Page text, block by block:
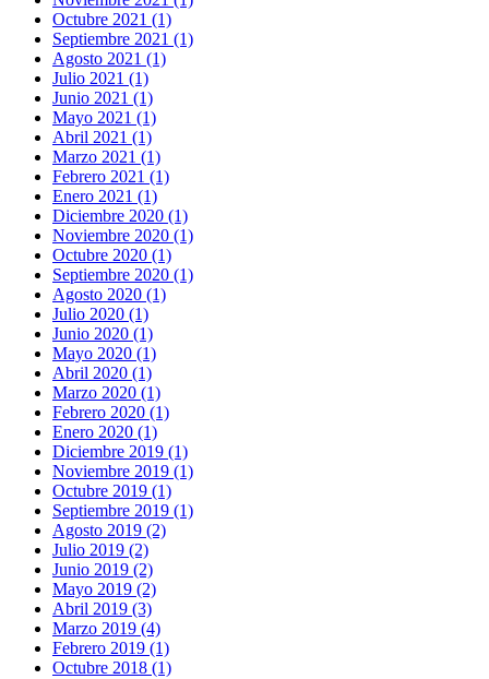
Octubre 2021 (1)
Septiembre 2021 (1)
Agosto 2021 (1)
Julio 2021 (1)
Junio 2021 (1)
Mayo 2021 (1)
Abril 2021 (1)
Marzo 2021 (1)
Febrero 2021 (1)
Enero 2021 (1)
Diciembre 2020 (1)
Noviembre 2020 (1)
Octubre 2020 (1)
Septiembre 2020 (1)
Agosto 2020 (1)
Julio 2020 (1)
Junio 2020 (1)
Mayo 2020 (1)
Abril 2020 (1)
Marzo 2020 (1)
Febrero 2020 (1)
Enero 2020 (1)
Diciembre 2019 (1)
Noviembre 2019 (1)
Octubre 2019 (1)
Septiembre 2019 (1)
Agosto 2019 (2)
Julio 2019 (2)
Junio 2019 (2)
Mayo 2019 (2)
Abril 2019 (3)
Marzo 2019 (4)
Febrero 2019 (1)
Octubre 2018 (1)